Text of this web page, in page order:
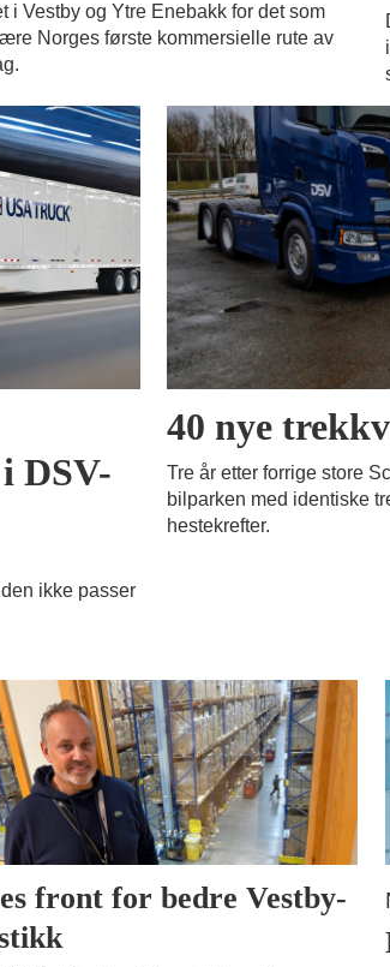
i Vestby og Ytre Enebakk for det som
Norges første kommersielle rute av
DSV-
ikke passer
40 nye
Tre år etter forrige store
bilparken med identiske
hestekrefter.
front for bedre Vestby-